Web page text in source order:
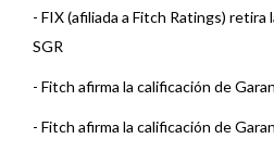
- FIX (afiliada a Fitch Ratings) retira
SGR
- Fitch afirma la calificación de
- Fitch afirma la calificación de